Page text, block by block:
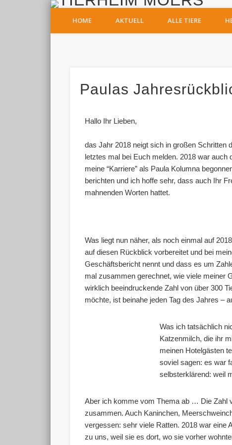
HOME AKTUELL ALLE TIERE
Paulas
Hallo Ihr Lieben,
das Jahr 2018 neigt sich in großen Schritten
letztes mal bei Euch melden. 2018 war auch
meine “Karriere” als Paula Kolumna
berichten und ich hoffe sehr, dass auch Ihr
mahnenden Worten hattet.
Was liegt nun näher, als noch einmal auf
auf diesen Rückblick vorbereitet und bei
Geschäftsbericht nennt und dass es um
mal zusammen gerechnet, wie viele meiner
wirklich beeindruckende Zahl von über 300
möchte, ist beinahe jeden Tag des Jahres –
Was ich tatsächlich
Katzenmilch, die ihr
meinen Hotelgästen
soviel sagen: es war
selbsterklärend: weil
Aber ich komme vom Thema ab … Die Zahl
zusammen. Auch Kaninchen,
vergessen: sehr viele Ratten. 2018 war eine
zu uns, weil sie es dort, wo sie vorher